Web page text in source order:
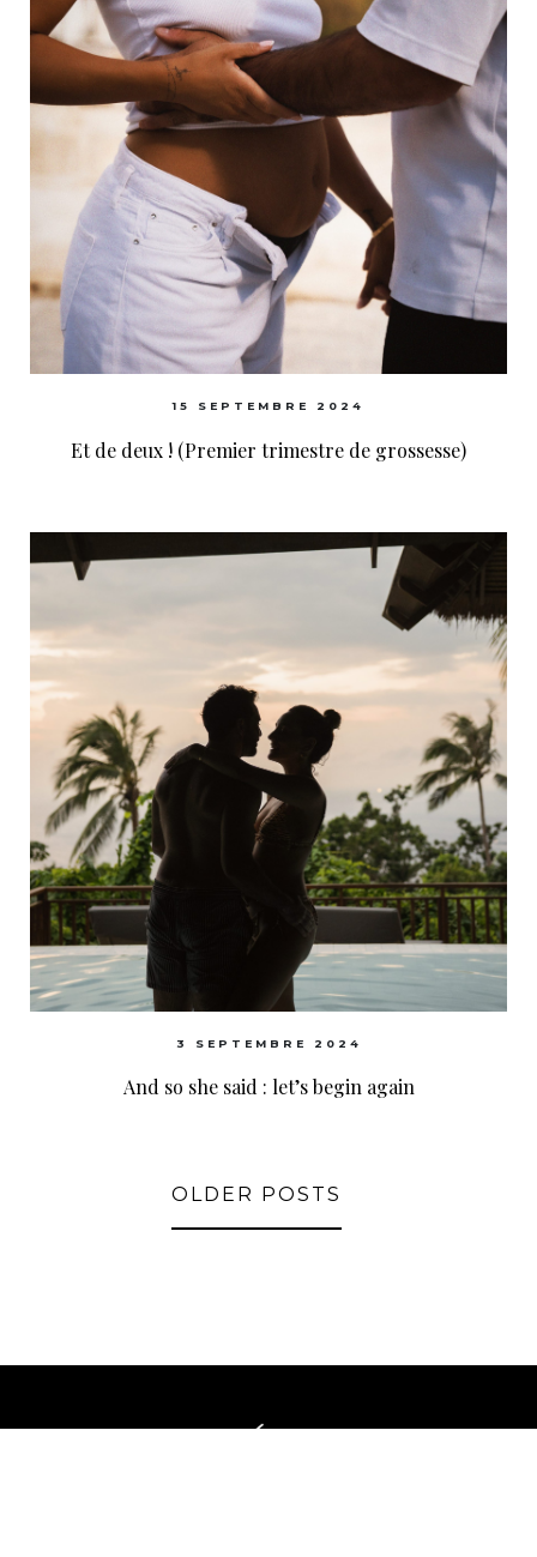
15 SEPTEMBRE 2024
Et de deux ! (Premier trimestre de grossesse)
3 SEPTEMBRE 2024
And so she said : let’s begin again
OLDER POSTS